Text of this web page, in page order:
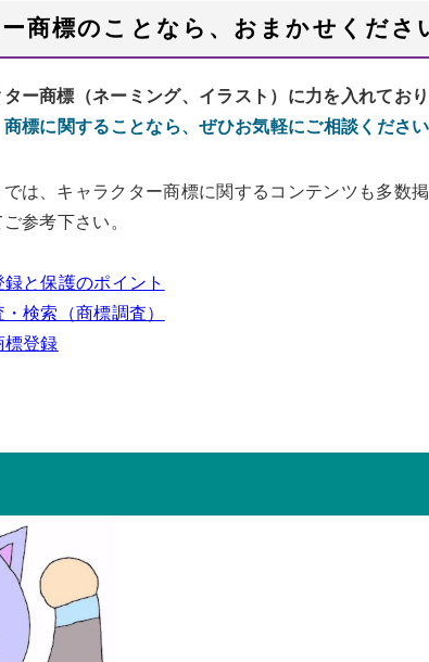
商標のことなら、おまかせくださ
ー商標（ネーミング、イラスト）に力を入れており
標に関することなら、ぜひお気軽にご相談ください
は、キャラクター商標に関するコンテンツも多数
参考下さい。
と保護のポイント
検索（商標調査）
標登録